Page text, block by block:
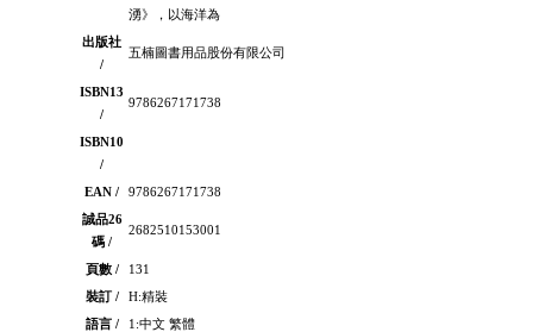
湧》，以海洋為
出版社
/
五楠圖書用品股份有限公司
ISBN13
/
9786267171738
ISBN10
/
EAN /
9786267171738
誠品26
碼 /
2682510153001
頁數 /
131
裝訂 /
H:精裝
語言 /
1:中文 繁體